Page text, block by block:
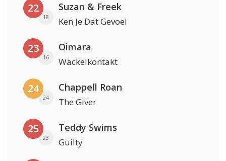
22
18
Suzan & Freek
Ken Je Dat Gevoel
23
16
Oimara
Wackelkontakt
24
24
Chappell Roan
The Giver
25
23
Teddy Swims
Guilty